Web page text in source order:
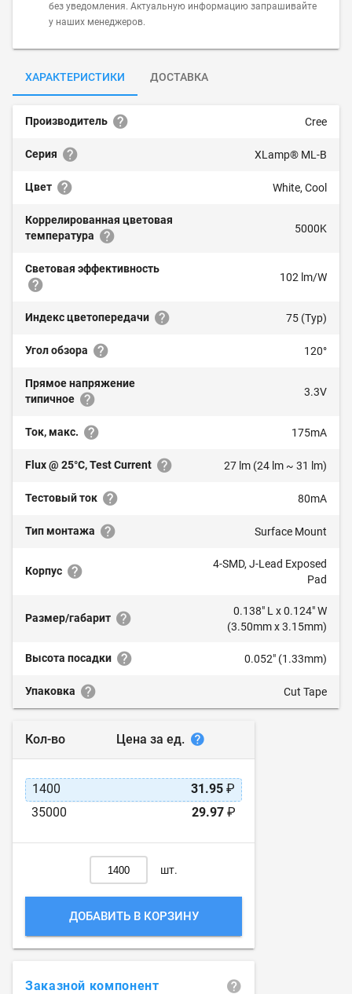
без уведомления. Актуальную информацию запрашивайте
у наших менеджеров.
ХАРАКТЕРИСТИКИ ДОСТАВКА
Производитель Cree
Серия XLamp® ML-B
Цвет White, Cool
Коррелированная цветовая
температура
5000K
Световая эффективность
102 lm/W
Индекс цветопередачи 75 (Typ)
Угол обзора 120°
Прямое напряжение
типичное
3.3V
Ток, макс. 175mA
Flux @ 25°C, Test Current 27 lm (24 lm ~ 31 lm)
Тестовый ток 80mA
Тип монтажа Surface Mount
Корпус
4-SMD, J-Lead Exposed
Pad
Размер/габарит
0.138" L x 0.124" W
(3.50mm x 3.15mm)
Высота посадки 0.052" (1.33mm)
Упаковка Cut Tape
Кол-во Цена за ед.
1400 31.95 ₽
35000
29.97 ₽
шт.
ДОБАВИТЬ В КОРЗИНУ
Заказной компонент